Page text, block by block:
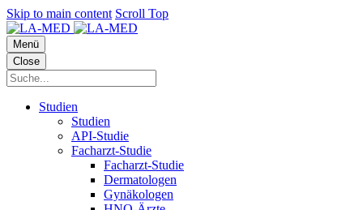
Skip to main content Scroll Top
Menü
Close
Studien
Studien
API-Studie
Facharzt-Studie
Facharzt-Studie
Dermatologen
Gynäkologen